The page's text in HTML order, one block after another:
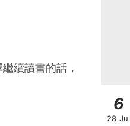
續讀書的話，
6
28 Jul